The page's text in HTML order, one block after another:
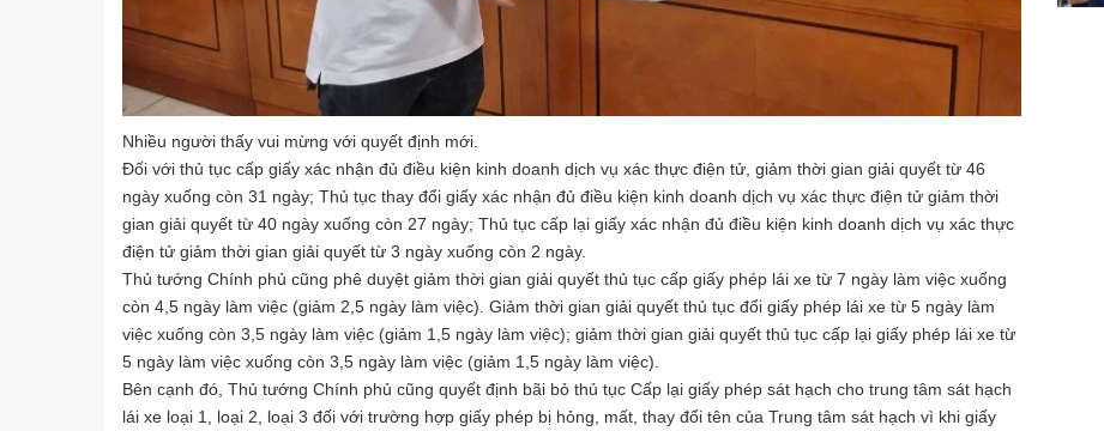
Nhiều người thấy vui mừng với quyết định mới.
Đối với thủ tục cấp giấy xác nhận đủ điều kiện kinh doanh dịch vụ xác thực điện tử, giảm thời gian giải quyết từ 46
ngày xuống còn 31 ngày; Thủ tục thay đổi giấy xác nhận đủ điều kiện kinh doanh dịch vụ xác thực điện tử giảm thời
gian giải quyết từ 40 ngày xuống còn 27 ngày; Thủ tục cấp lại giấy xác nhận đủ điều kiện kinh doanh dịch vụ xác thực
điện tử giảm thời gian giải quyết từ 3 ngày xuống còn 2 ngày.
Thủ tướng Chính phủ cũng phê duyệt giảm thời gian giải quyết thủ tục cấp giấy phép lái xe từ 7 ngày làm việc xuống
còn 4,5 ngày làm việc (giảm 2,5 ngày làm việc). Giảm thời gian giải quyết thủ tục đổi giấy phép lái xe từ 5 ngày làm
việc xuống còn 3,5 ngày làm việc (giảm 1,5 ngày làm việc); giảm thời gian giải quyết thủ tục cấp lại giấy phép lái xe từ
5 ngày làm việc xuống còn 3,5 ngày làm việc (giảm 1,5 ngày làm việc).
Bên cạnh đó, Thủ tướng Chính phủ cũng quyết định bãi bỏ thủ tục Cấp lại giấy phép sát hạch cho trung tâm sát hạch
lái xe loại 1, loại 2, loại 3 đối với trường hợp giấy phép bị hỏng, mất, thay đổi tên của Trung tâm sát hạch vì khi giấy